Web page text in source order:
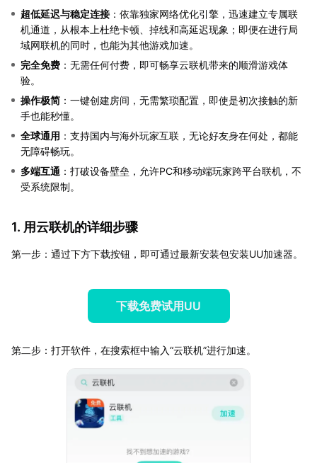
超低延迟与稳定连接 ：依靠独家网络优化引擎，迅速建立专属联
机通道，从根本上杜绝卡顿、掉线和高延迟现象；即便在进行局
域网联机的同时，也能为其他游戏加速。
完全免费 ：无需任何付费，即可畅享云联机带来的顺滑游戏体
验。
操作极简 ：一键创建房间，无需繁琐配置，即使是初次接触的新
手也能秒懂。
全球通用 ：支持国内与海外玩家互联，无论好友身在何处，都能
无障碍畅玩。
多端互通 ：打破设备壁垒，允许PC和移动端玩家跨平台联机，不
受系统限制。
1. 用云联机的详细步骤
第一步：通过下方下载按钮，即可通过最新安装包安装UU加速器。
下载免费试用UU
第二步：打开软件，在搜索框中输入“云联机”进行加速。